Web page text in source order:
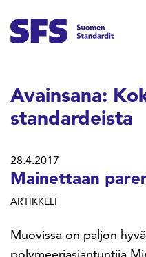
Hae hakutermillä
Avainsana:
standardeista
28.4.2017
Mainettaan
ARTIKKELI
Muovissa on paljon